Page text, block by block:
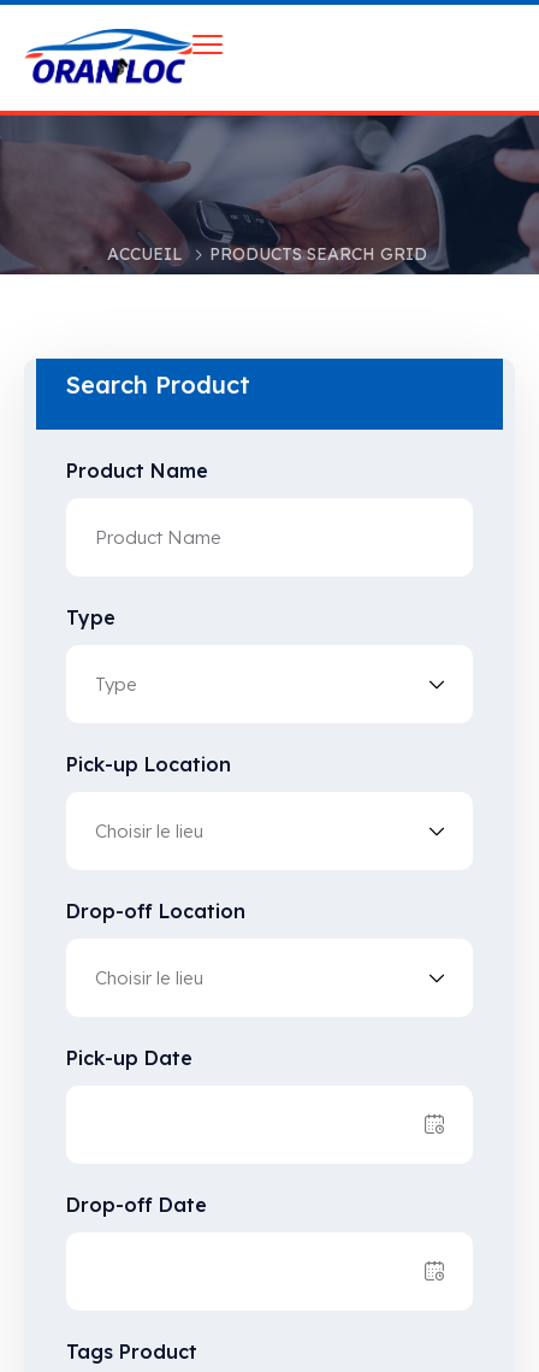
ACCUEIL PRODUCTS SEARCH GRID
Search Product
Product Name
Type
Pick-up Location
Drop-off Location
Pick-up Date
Drop-off Date
Tags Product